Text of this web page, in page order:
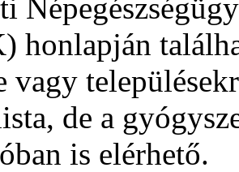
honlapján
vagy
de a
is elérhető.